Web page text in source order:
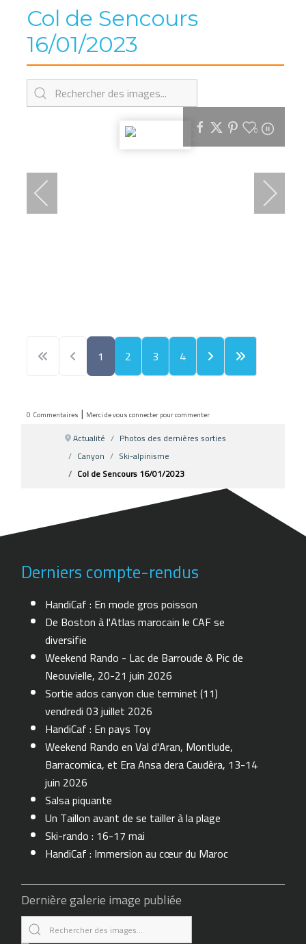
Col de Sencours
16/01/2023
0
1 2 3 4
0 Commentaires | Merci de vous connecter pour commenter
Actualité
Photos des dernières sorties
Canyon
Ski-alpinisme
Col de Sencours 16/01/2023
Derniers compte-rendus
HandiCaf : En mode gros poisson
De Boston à l'Atlas marocain le CAF se
diversifie
Weekend Rando - Lac de Barroude & Pic de
Neouvielle, 20-21 juin 2026
Sortie ados canyon clue terminet (11)
vendredi 03 juillet 2026
HandiCaf : En pays Toy
Weekend Rando en Val d'Aran, Montlude,
Barracomica, et Era Ansa dera Caudèra, 13-14
juin 2026
Salsa piquante
Un Taillon avant de se tailler à la plage
Ski-rando : 16-17 mai
HandiCaf : Immersion au cœur du Maroc
Dernière galerie image publiée